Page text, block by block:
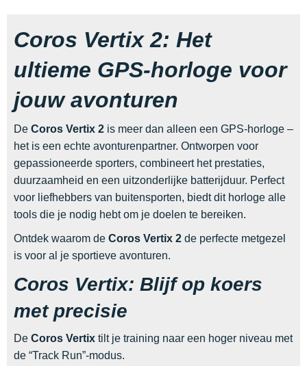
Coros Vertix 2: Het
ultieme GPS-horloge voor
jouw avonturen
De Coros Vertix 2 is meer dan alleen een GPS-horloge –
het is een echte avonturenpartner. Ontworpen voor
gepassioneerde sporters, combineert het prestaties,
duurzaamheid en een uitzonderlijke batterijduur. Perfect
voor liefhebbers van buitensporten, biedt dit horloge alle
tools die je nodig hebt om je doelen te bereiken.
Ontdek waarom de Coros Vertix 2 de perfecte metgezel
is voor al je sportieve avonturen.
Coros Vertix: Blijf op koers
met precisie
De Coros Vertix tilt je training naar een hoger niveau met
de “Track Run”-modus.